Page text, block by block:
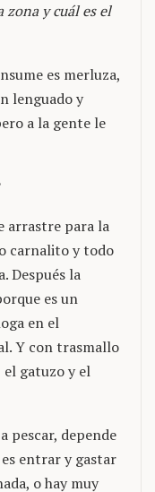
zona y cuál es el
es merluza,
lenguado y
a la gente le
arrastre para la
carnalito y todo
Después la
es un
en el
Y con trasmallo
gatuzo y el
pescar, depende
entrar y gastar
o hay muy